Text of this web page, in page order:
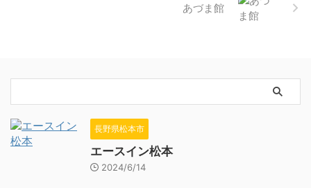
あづま館
長野県松本市
エースイン松本
2024/6/14